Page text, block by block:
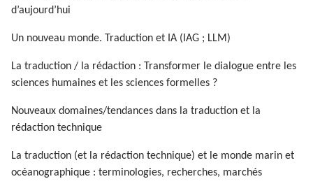
d’aujourd’hui
Un nouveau monde. Traduction et IA (IAG ; LLM)
La traduction / la rédaction : Transformer le dialogue entre les
sciences humaines et les sciences formelles ?
Nouveaux domaines/tendances dans la traduction et la
rédaction technique
La traduction (et la rédaction technique) et le monde marin et
océanographique : terminologies, recherches, marchés